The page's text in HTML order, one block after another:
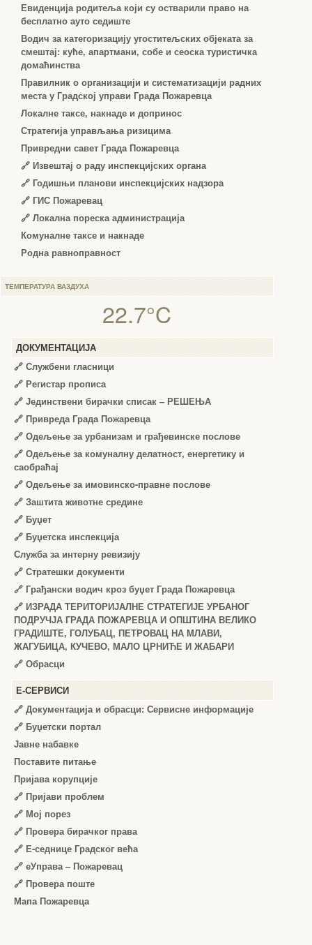
Евиденција родитеља који су остварили право на
бесплатно ауто седиште
Водич за категоризацију угоститељских објеката за
смештај: куће, апартмани, собе и сеоска туристичка
домаћинства
Правилник о организацији и систематизацији радних
места у Градској управи Града Пожаревца
Локалне таксе, накнаде и допринос
Стратегија управљања ризицима
Привредни савет Града Пожаревца
🔗 Извештај о раду инспекцијских органа
🔗 Годишњи планови инспекцијских надзора
🔗 ГИС Пожаревац
🔗 Локална пореска администрација
Комуналне таксе и накнаде
Родна равноправност
ТЕМПЕРАТУРА ВАЗДУХА
22.7°C
ДОКУМЕНТАЦИЈА
🔗 Службени гласници
🔗 Регистар прописа
🔗 Јединствени бирачки списак – РЕШЕЊА
🔗 Привреда Града Пожаревца
🔗 Одељење за урбанизам и грађевинске послове
🔗 Одељење за комуналну делатност, енергетику и
саобраћај
🔗 Одељење за имовинско-правне послове
🔗 Заштита животне средине
🔗 Буџет
🔗 Буџетска инспекција
Служба за интерну ревизију
🔗 Стратешки документи
🔗 Грађански водич кроз буџет Града Пожаревца
🔗 ИЗРАДА ТЕРИТОРИЈАЛНЕ СТРАТЕГИЈЕ УРБАНОГ
ПОДРУЧЈА ГРАДА ПОЖАРЕВЦА И ОПШТИНА ВЕЛИКО
ГРАДИШТЕ, ГОЛУБАЦ, ПЕТРОВАЦ НА МЛАВИ,
ЖАГУБИЦА, КУЧЕВО, МАЛО ЦРНИЋЕ И ЖАБАРИ
🔗 Обрасци
Е-СЕРВИСИ
🔗 Документација и обрасци: Сервисне информације
🔗 Буџетски портал
Јавне набавке
Поставите питање
Пријава корупције
🔗 Пријави проблем
🔗 Мој порез
🔗 Провера бирачког права
🔗 Е-седнице Градског већа
🔗 еУправа – Пожаревац
🔗 Провера поште
Мапа Пожаревца